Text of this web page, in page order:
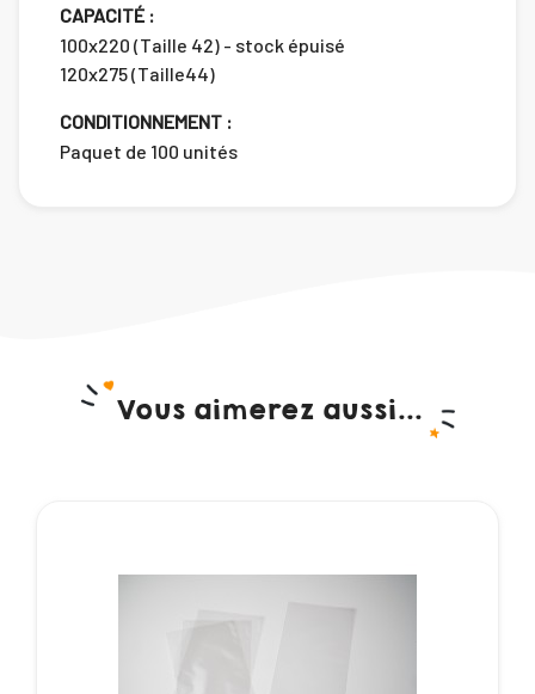
CAPACITÉ :
100x220 (Taille 42) - stock épuisé
120x275 (Taille44)
CONDITIONNEMENT :
Paquet de 100 unités
Vous aimerez aussi...